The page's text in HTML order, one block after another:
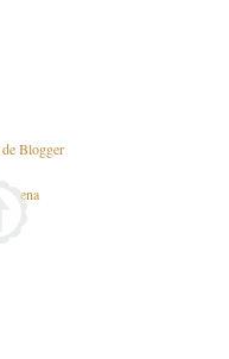
Blogger
Elena